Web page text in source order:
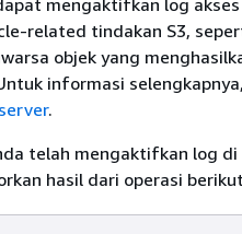
mengaktifkan log
related tindakan S3,
objek yang
informasi
.
telah mengaktifkan log di
hasil dari operasi